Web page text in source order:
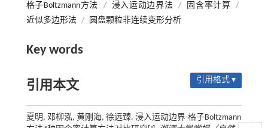
格子Boltzmann方法 / 浸入运动边界法 / 固含率计算
/
近似多边形法 / 圆盘颗粒非连续变形分析
Key words
引用本文 引用格式 ▾
夏明, 邓柳泓, 黄刚海, 徐远臻. 浸入运动边界-格子Boltzmann